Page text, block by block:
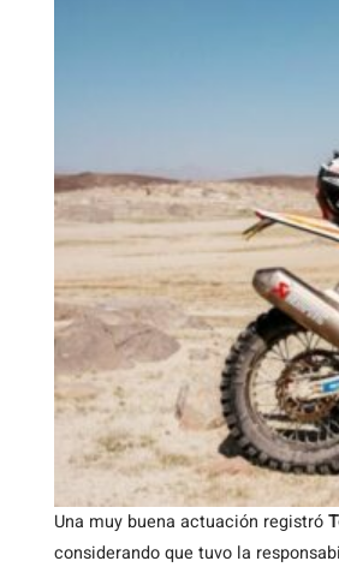
Una muy buena actuación registró
considerando que tuvo la